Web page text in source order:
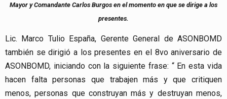
Mayor y Comandante Carlos Burgos en el momento en que se dirige a los
presentes.
Lic. Marco Tulio España, Gerente General de ASONBOMD
también se dirigió a los presentes en el 8vo aniversario de
ASONBOMD, iniciando con la siguiente frase: “ En esta vida
hacen falta personas que trabajen más y que critiquen
menos, personas que construyan más y destruyan menos,